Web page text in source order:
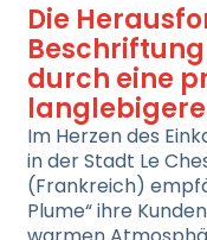
Die
durch eine
Im Herzen des
in der Stadt Le
(Frankreich)
Plume“ ihre